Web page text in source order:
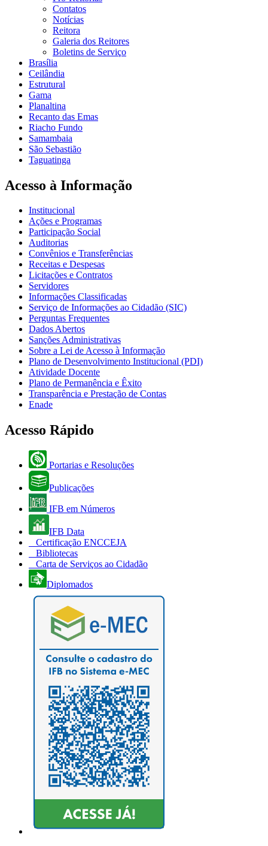
Contatos
Notícias
Reitora
Galeria dos Reitores
Boletins de Serviço
Brasília
Ceilândia
Estrutural
Gama
Planaltina
Recanto das Emas
Riacho Fundo
Samambaia
São Sebastião
Taguatinga
Acesso à Informação
Institucional
Ações e Programas
Participação Social
Auditorias
Convênios e Transferências
Receitas e Despesas
Licitações e Contratos
Servidores
Informações Classificadas
Serviço de Informações ao Cidadão (SIC)
Perguntas Frequentes
Dados Abertos
Sanções Administrativas
Sobre a Lei de Acesso à Informação
Plano de Desenvolvimento Institucional (PDI)
Atividade Docente
Plano de Permanência e Êxito
Transparência e Prestação de Contas
Enade
Acesso Rápido
Portarias e Resoluções
Publicações
IFB em Números
IFB Data
Certificação ENCCEJA
Bibliotecas
Carta de Serviços ao Cidadão
Diplomados